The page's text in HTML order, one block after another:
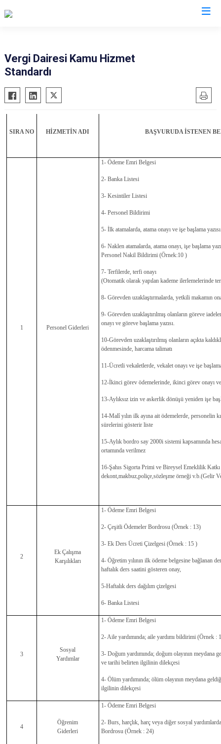
Aladağ
Ceyhan
Vergi Dairesi Kamu Hizmet
Standardı
SIRA NO HİZMETİN ADI BAŞVURUDA İSTENEN
1 Personel Giderleri
1- Ödeme Emri Belgesi
2- Banka Listesi
3- Kesintiler Listesi
4- Personel Bildirimi
5- İlk atamalarda, atama onayı ve işe başlama
6- Naklen atamalarda, atama onayı, işe başlama
Personel Nakil Bildirimi (Örnek:10 )
7- Terfilerde, terfi onayı
(Otomatik olarak yapılan kademe ilerlemelerinde
8- Görevden uzaklaştırmalarda, yetkili makamın
9- Görevden uzaklaştırılmış olanların göreve
onayı ve göreve başlama yazısı.
10-Görevden uzaklaştırılmış olanların açıkta
ödenmesinde, harcama talimatı
11-Ücretli vekaletlerde, vekalet onayı ve işe
12-İkinci görev ödemelerinde, ikinci görev onayı ve
13-Aylıksız izin ve askerlik dönüşü yeniden işe
14-Malî yılın ilk ayına ait ödemelerde, personelin
sürelerini gösterir liste
15-Aylık bordro say 2000i sistemi kapsamında
ortamında verilmez
16-Şahıs Sigorta Primi ve Bireysel Emeklilik Katkı
dekont,makbuz,poliçe,sözleşme örneği v.b.(Gelir
2
Ek Çalışma
Karşılıkları
1- Ödeme Emri Belgesi
2- Çeşitli Ödemeler Bordrosu (Örnek : 13)
3- Ek Ders Ücreti Çizelgesi (Örnek : 15 )
4- Öğretim yılının ilk ödeme belgesine bağlanan
haftalık ders saatini gösteren onay,
5-Haftalık ders dağılım çizelgesi
6- Banka Listesi
3
Sosyal
Yardımlar
1- Ödeme Emri Belgesi
2- Aile yardımında; aile yardımı bildirimi (Örnek :
3- Doğum yardımında; doğum olayının meydana
ve tarihi belirten ilgilinin dilekçesi
4- Ölüm yardımında; ölüm olayının meydana
ilgilinin dilekçesi
4
Öğrenim
Giderleri
1- Ödeme Emri Belgesi
2- Burs, harçlık, harç veya diğer sosyal
Bordrosu (Örnek : 24)